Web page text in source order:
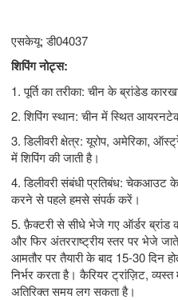
एसकेयू: डी04037
शिपिंग नोट्स:
1. पूर्ति का तरीका: चीन के ब्रांडेड
2. शिपिंग स्थान: चीन में स्थित
3. डिलीवरी क्षेत्र: यूरोप, अमेरिका,
में शिपिंग की जाती है।
4. डिलीवरी संबंधी प्रतिबंध: चेकआउट
करने से पहले हमसे संपर्क करें।
5. फ़ैक्टरी से सीधे भेजे गए ऑर्डर ब्रांड
और फिर अंतरराष्ट्रीय स्तर पर भेजे
आमतौर पर तैयारी के बाद 15-30 दिन
निर्भर करता है। कैरियर ट्रांज़िट,
अतिरिक्त समय लग सकता है।